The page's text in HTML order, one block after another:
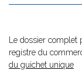
Le dossier
registre du
du guichet unique